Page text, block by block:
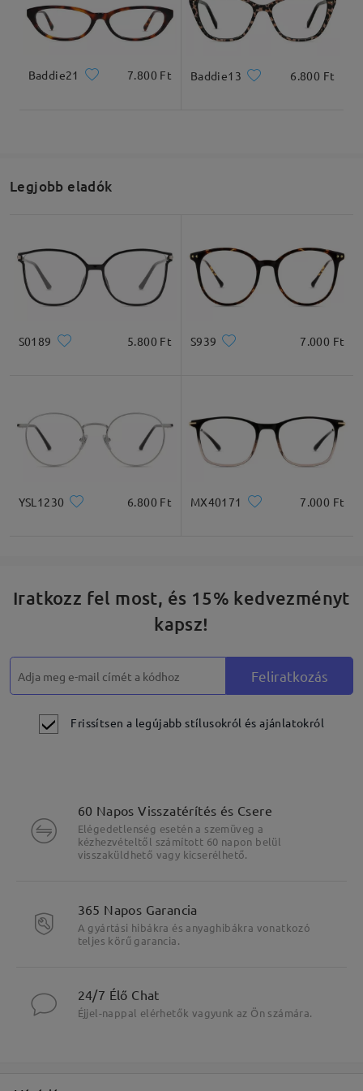
Teljes szélesség
129mm/ 5.08in
Szárhossz
145mm/ 5.71in
Lencseszélesség
Ajánlott arcformák
* Csak tájékoztató jellegű
Termékleírás
Fő jellemzők kiemelése
Baddie21 7.800 Ft Baddie13 6.800 Ft
Legjobb eladók
S0189 5.800 Ft S939 7.000 Ft
YSL1230 6.800 Ft MX40171 7.000 Ft
Iratkozz fel most, és 15% kedvezményt
kapsz!
Feliratkozás
Frissítsen a legújabb stílusokról és ajánlatokról
60 Napos Visszatérítés és Csere
Elégedetlenség esetén a szemüveg a
kézhezvételtől számított 60 napon belül
visszaküldhető vagy kicserélhető.
365 Napos Garancia
A gyártási hibákra és anyaghibákra vonatkozó
teljes körű garancia.
24/7 Élő Chat
Éjjel-nappal elérhetők vagyunk az Ön számára.